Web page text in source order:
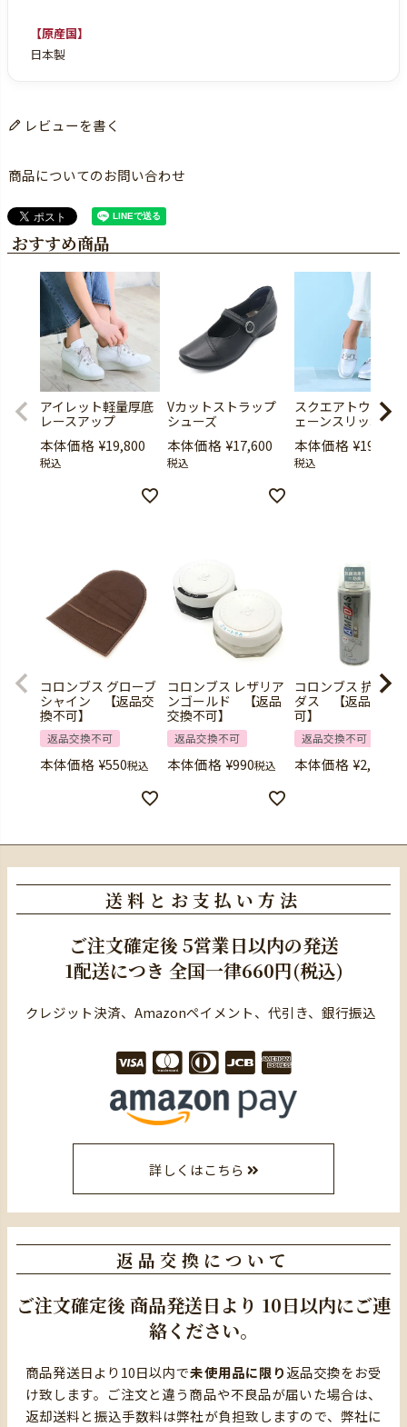
【原産国】
日本製
レビューを書く
商品についてのお問い合わせ
おすすめ商品
アイレット軽量厚底
レースアップ
本体価格 ¥19,800
税込
Vカットストラップ
シューズ
本体価格 ¥17,600
税込
スクエアトウ厚底
ェーンスリッポン
本体価格 ¥19,800
税込
コロンブス グローブ
シャイン 【返品交
換不可】
返品交換不可
本体価格 ¥550税込
コロンブス レザリア
ンゴールド 【返品
交換不可】
返品交換不可
本体価格 ¥990税込
コロンブス 抗菌ア
ダス 【返品交換
可】
返品交換不可
本体価格 ¥2,420
送料とお支払い方法
ご注文確定後5営業日以内の発送
1配送につき 全国一律660円(税込)
クレジット決済、Amazonペイメント、代引き、銀行振込
詳しくはこちら
返品交換について
ご注文確定後商品発送日より 10日以内にご連
絡ください。
商品発送日より10日以内で未使用品に限り返品交換をお受
け致します。ご注文と違う商品や不良品が届いた場合は、
返却送料と振込手数料は弊社が負担致しますので、弊社に